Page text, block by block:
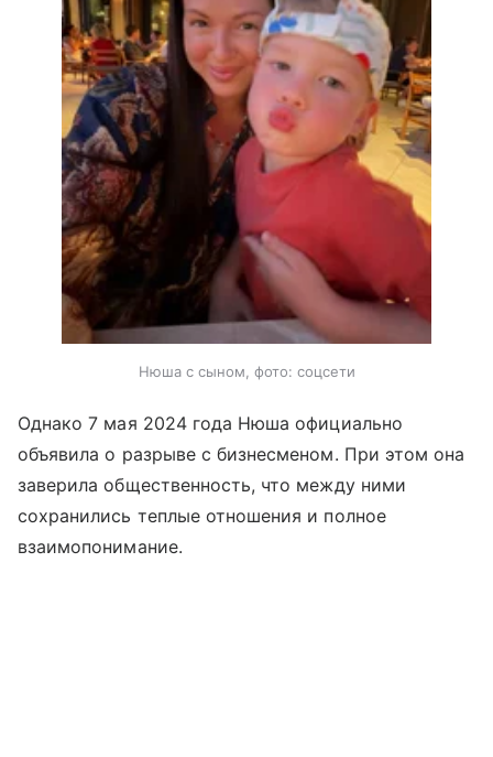
Нюша с сыном, фото: соцсети
Однако 7 мая 2024 года Нюша официально
объявила о разрыве с бизнесменом. При этом она
заверила общественность, что между ними
сохранились теплые отношения и полное
взаимопонимание.